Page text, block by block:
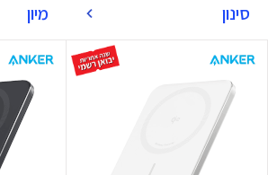
סינון מיון